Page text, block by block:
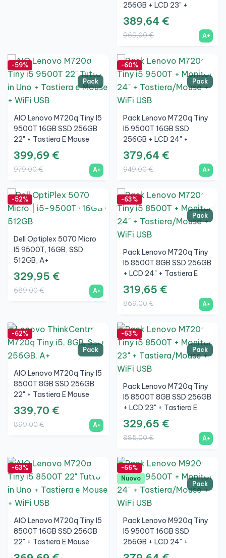
256GB + LCD 23" +
Tastiera E Mouse Wireless
+ WiFi
389,64 €
969,00 € A+
Pack
-59%
AIO Lenovo M720q Tiny I5
9500T 16GB SSD 256GB
22" + Tastiera E Mouse
Wireless + WiFi
399,69 €
979,00 € A+
Pack
-60%
Pack Lenovo M720q Tiny
I5 9500T 16GB SSD
256GB + LCD 24" +
Tastiera E Mouse Wireless
+ WiFi
379,64 €
949,00 € A+
-52%
Dell Optiplex 5070 Micro
I5 9500T, 16GB, SSD
512GB, A+
329,95 €
689,00 € A+
Pack
-63%
Pack Lenovo M720q Tiny
I5 8500T 8GB SSD 256GB
+ LCD 24" + Tastiera E
Mouse Wireless + WiFi
319,65 €
869,00 € A+
Pack
-62%
AIO Lenovo M720q Tiny I5
8500T 8GB SSD 256GB
22" + Tastiera E Mouse
Wireless + WiFi
339,70 €
899,00 € A+
Pack
-63%
Pack Lenovo M720q Tiny
I5 8500T 8GB SSD 256GB
+ LCD 23" + Tastiera E
Mouse Wireless + WiFi
329,65 €
885,00 € A+
-63%
AIO Lenovo M720q Tiny I5
8500T 16GB SSD 256GB
22" + Tastiera E Mouse
Wireless + WiFi
Pack
-66%
Nuovo
Pack Lenovo M920q Tiny
I5 9500T 16GB SSD
256GB + LCD 24" +
Tastiera E Mouse Wireless